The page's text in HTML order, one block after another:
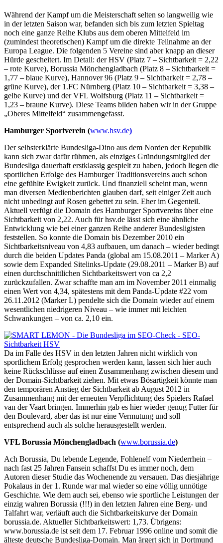
Während der Kampf um die Meisterschaft selten so langweilig wie
in der letzten Saison war, befanden sich bis zum letzten Spieltag
noch eine ganze Reihe Klubs aus dem oberen Mittelfeld im
(zumindest theoretischen) Kampf um die direkte Teilnahme an der
Europa League. Die folgenden 5 Vereine sind aber knapp an dieser
Hürde gescheitert. Im Detail: der HSV (Platz 7 – Sichtbarkeit = 2,22
– rote Kurve), Borussia Mönchengladbach (Platz 8 – Sichtbarkeit =
1,77 – blaue Kurve), Hannover 96 (Platz 9 – Sichtbarkeit = 2,78 –
grüne Kurve), der 1.FC Nürnberg (Platz 10 – Sichtbarkeit = 3,38 –
gelbe Kurve) und der VFL Wolfsburg (Platz 11 – Sichtbarkeit =
1,23 – braune Kurve). Diese Teams bilden haben wir in der Gruppe
„Oberes Mittelfeld“ zusammengefasst.
Hamburger Sportverein (www.hsv.de)
Der selbsterklärte Bundesliga-Dino aus dem Norden der Republik
kann sich zwar dafür rühmen, als einziges Gründungsmitglied der
Bundesliga dauerhaft erstklassig gespielt zu haben, jedoch liegen die
sportlichen Erfolge des Hamburger Traditionsvereins auch schon
eine gefühlte Ewigkeit zurück. Und finanziell scheint man, wenn
man diversen Medienberichten glauben darf, seit einiger Zeit auch
nicht unbedingt auf Rosen gebettet zu sein. Eher im Gegenteil.
Aktuell verfügt die Domain des Hamburger Sportvereins über eine
Sichtbarkeit von 2,22. Auch für hsv.de lässt sich eine ähnliche
Entwicklung wie bei einer ganzen Reihe anderer Bundesligisten
feststellen. So konnte die Domain bis Dezember 2010 ein
Sichtbarkeitsniveau von 4,83 aufbauen, um danach – wieder bedingt
durch die beiden Updates Panda (global am 15.08.2011 – Marker A)
sowie dem Expanded Sitelinks-Update (29.08.2011 – Marker B) auf
einen durchschnittlichen Sichtbarkeitswert von ca 2,2
zurückzufallen. Zwar schaffte man am im November 2011 einmalig
einen Wert von 4,34, spätestens mit dem Panda-Update #22 vom
26.11.2012 (Marker L) pendelte sich die Domain wieder auf einem
wesentlichen niedrigeren Niveau – wie immer mit leichten
Schwankungen – von ca. 2,10 ein.
Da im Falle des HSV in den letzten Jahren nicht wirklich von
sportlichem Erfolg gesprochen werden kann, lassen sich hier auch
keine Rückschlüsse auf einen Zusammenhang zwischen diesem und
der Domain-Sichtbarkeit ziehen. Mit etwas Bösartigkeit könnte man
den temporären Anstieg der Sichtbarkeit ab August 2012 in
Zusammenhang mit der erneuten Verpflichtung des Spielers Rafael
van der Vaart bringen. Immerhin gab es hier wieder genug Futter für
den Boulevard, aber das ist nur eine Vermutung und soll
entsprechend auch als solche herausgestellt werden.
VFL Borussia Mönchengladbach (www.borussia.de)
Ach Borussia, Du lebende Legende, Fohlenelf vom Niederrhein –
nach fast 25 Jahren Fansein schaffst Du es immer noch, dem
Autoren dieser Studie das Wochenende zu versauen. Das diesjährige
Pokalaus in der 1. Runde war mal wieder so eine völlig unnötige
Geschichte. Wie dem auch sei, ebenso wie sportliche Leistungen der
einzig wahren Borussia (!!!) in den letzten Jahren eine Berg- und
Talfahrt war, verläuft auch die Sichtbarkeitskurve der Domain
borussia.de. Aktueller Sichtbarkeitswert: 1,73. Übrigens:
www.borussia.de ist seit dem 17. Februar 1996 online und somit die
älteste deutsche Bundesliga-Domain. Man ärgert sich in Dortmund